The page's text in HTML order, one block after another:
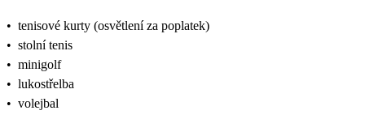
• tenisové kurty (osvětlení za poplatek)
• stolní tenis
• minigolf
• lukostřelba
• volejbal